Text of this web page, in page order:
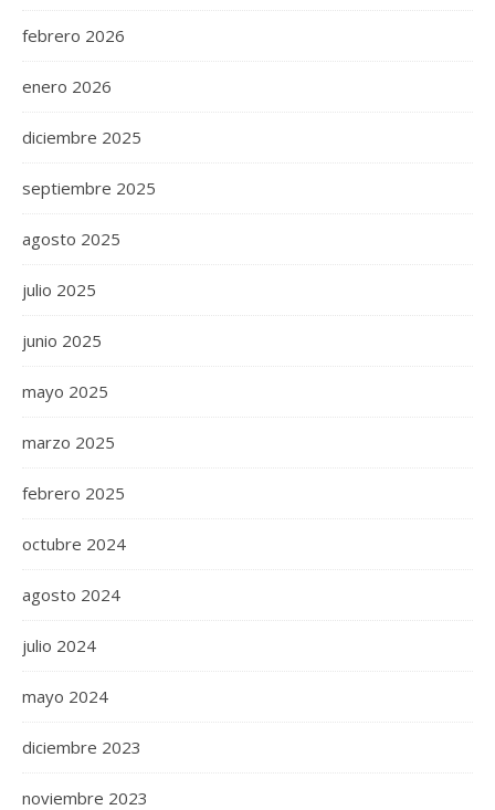
febrero 2026
enero 2026
diciembre 2025
septiembre 2025
agosto 2025
julio 2025
junio 2025
mayo 2025
marzo 2025
febrero 2025
octubre 2024
agosto 2024
julio 2024
mayo 2024
diciembre 2023
noviembre 2023